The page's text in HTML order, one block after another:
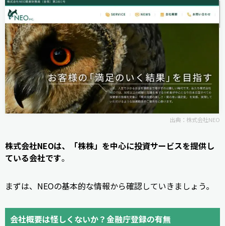
出典： 株式会社NEO
株式会社NEOは、「株株」を中心に投資サービスを提供し
ている会社です。
まずは、NEOの基本的な情報から確認していきましょう。
会社概要は怪しくないか？金融庁登録の有無